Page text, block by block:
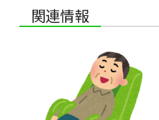
関連情報